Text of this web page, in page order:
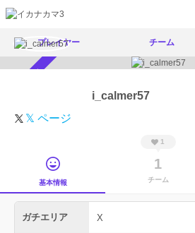
プレイヤー チーム
i_calmer57
𝕏 ページ
基本情報
1
1
チーム
ガチエリア X